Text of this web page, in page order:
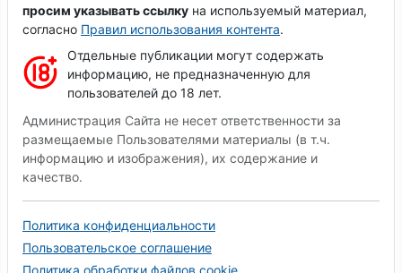
просим указывать ссылку на используемый материал,
согласно Правил использования контента.
Отдельные публикации могут содержать
информацию, не предназначенную для
пользователей до 18 лет.
Администрация Сайта не несет ответственности за
размещаемые Пользователями материалы (в т.ч.
информацию и изображения), их содержание и
качество.
Политика конфиденциальности
Пользовательское соглашение
Политика обработки файлов cookie